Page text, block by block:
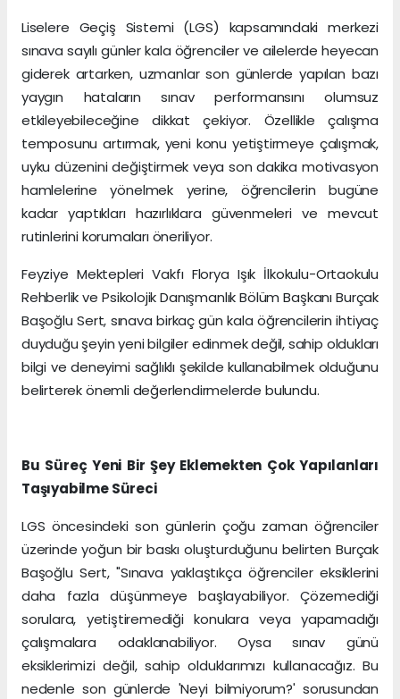
Liselere Geçiş Sistemi (LGS) kapsamındaki merkezi
sınava sayılı günler kala öğrenciler ve ailelerde heyecan
giderek artarken, uzmanlar son günlerde yapılan bazı
yaygın hataların sınav performansını olumsuz
etkileyebileceğine dikkat çekiyor. Özellikle çalışma
temposunu artırmak, yeni konu yetiştirmeye çalışmak,
uyku düzenini değiştirmek veya son dakika motivasyon
hamlelerine yönelmek yerine, öğrencilerin bugüne
kadar yaptıkları hazırlıklara güvenmeleri ve mevcut
rutinlerini korumaları öneriliyor.
Feyziye Mektepleri Vakfı Florya Işık İlkokulu-Ortaokulu
Rehberlik ve Psikolojik Danışmanlık Bölüm Başkanı Burçak
Başoğlu Sert, sınava birkaç gün kala öğrencilerin ihtiyaç
duyduğu şeyin yeni bilgiler edinmek değil, sahip oldukları
bilgi ve deneyimi sağlıklı şekilde kullanabilmek olduğunu
belirterek önemli değerlendirmelerde bulundu.
Bu Süreç Yeni Bir Şey Eklemekten Çok Yapılanları
Taşıyabilme Süreci
LGS öncesindeki son günlerin çoğu zaman öğrenciler
üzerinde yoğun bir baskı oluşturduğunu belirten Burçak
Başoğlu Sert, "Sınava yaklaştıkça öğrenciler eksiklerini
daha fazla düşünmeye başlayabiliyor. Çözemediği
sorulara, yetiştiremediği konulara veya yapamadığı
çalışmalara odaklanabiliyor. Oysa sınav günü
eksiklerimizi değil, sahip olduklarımızı kullanacağız. Bu
nedenle son günlerde 'Neyi bilmiyorum?' sorusundan